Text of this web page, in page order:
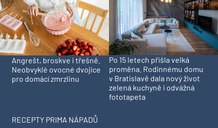
Angrešt, broskve i třešně.
Neobvyklé ovocné dvojice
pro domácí zmrzlinu
Po 15 letech přišla velká
proměna. Rodinnému domu
v Bratislavě dala nový život
zelená kuchyně i odvážná
fototapeta
RECEPTY PRIMA NÁPADŮ